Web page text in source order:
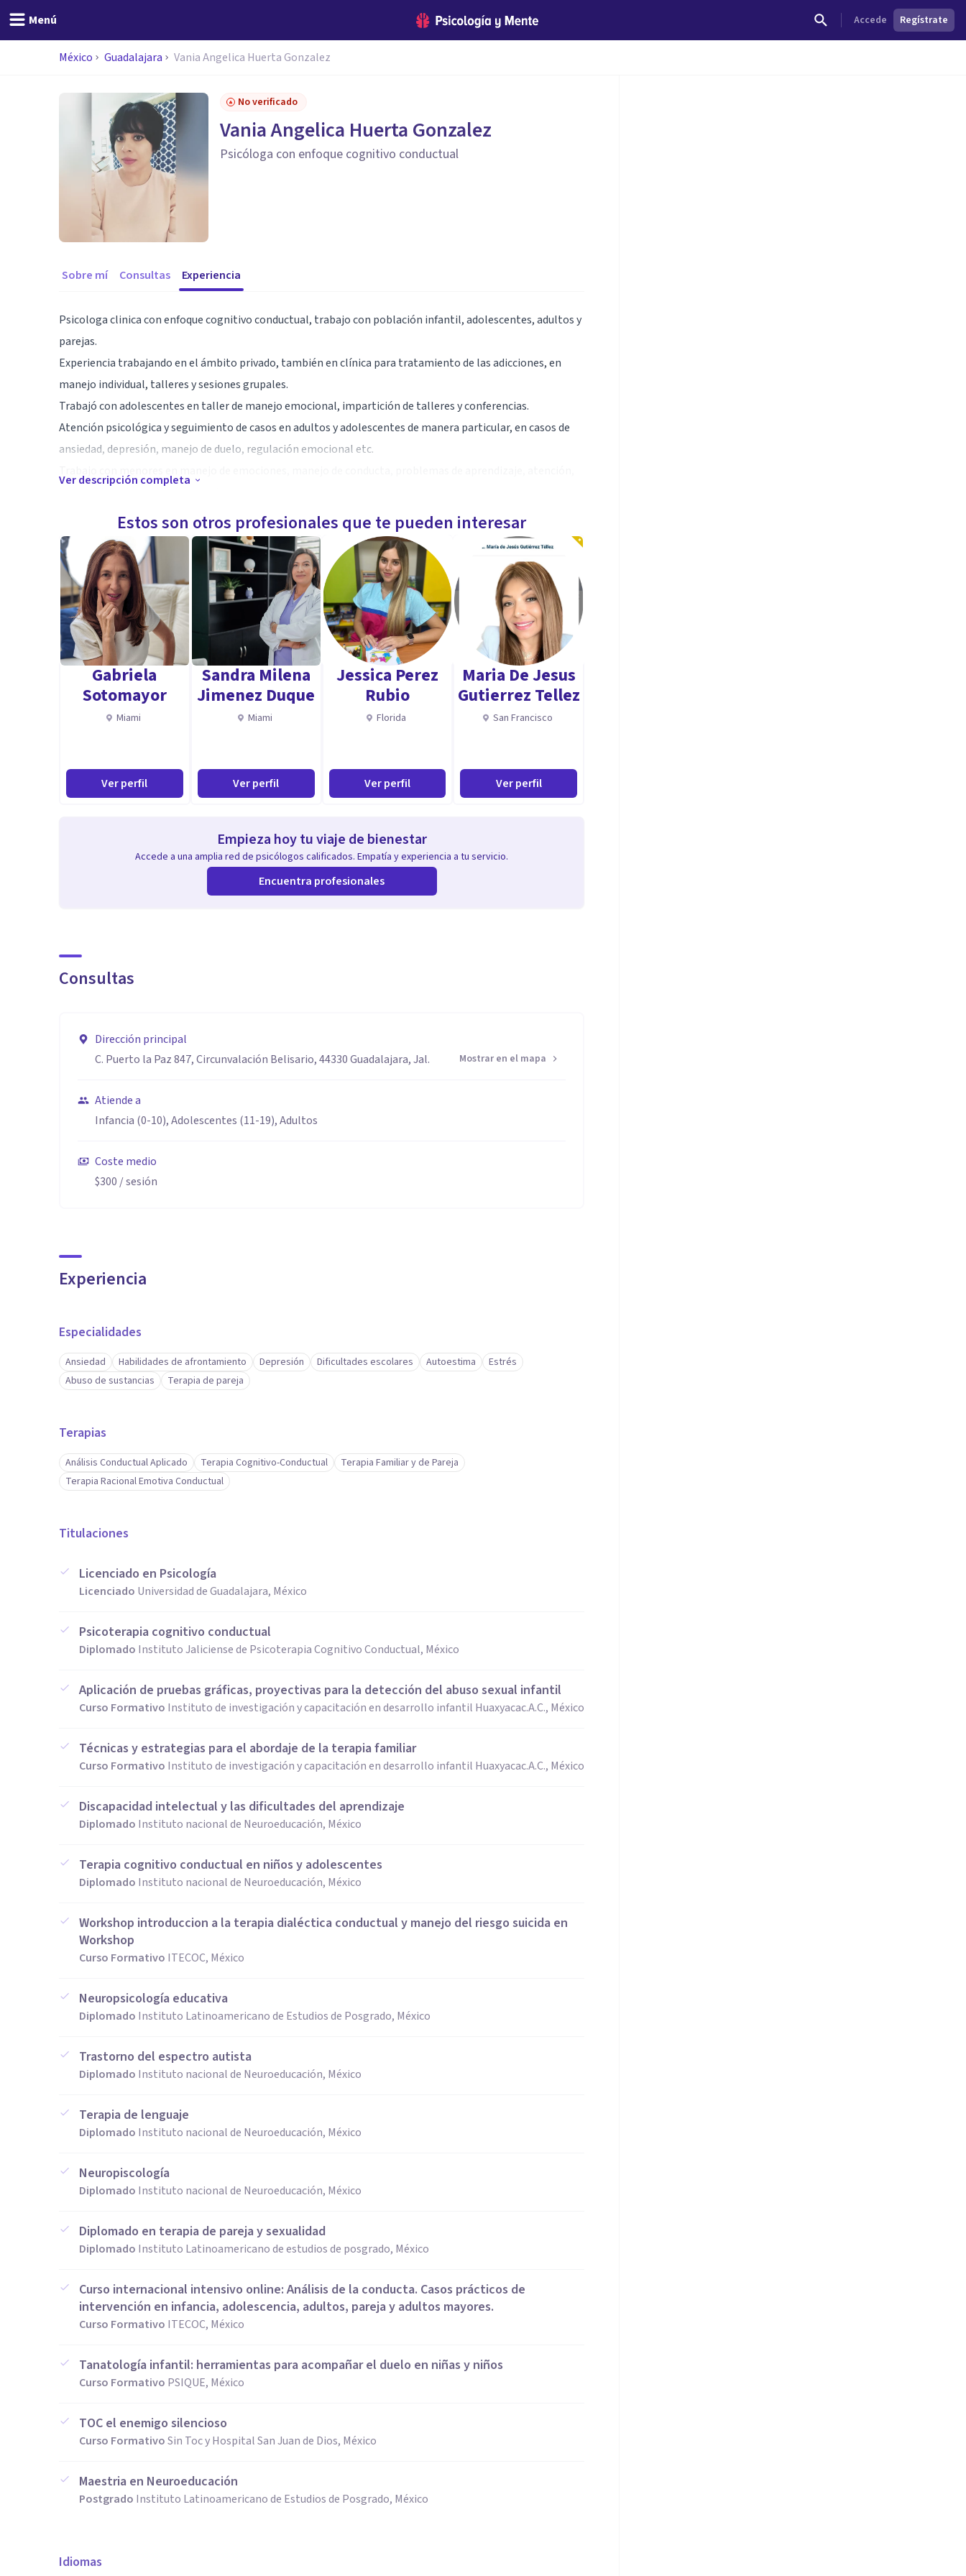
Menú Accede Regístrate
México Guadalajara Vania Angelica Huerta Gonzalez
No verificado
Vania Angelica Huerta Gonzalez
Psicóloga con enfoque cognitivo conductual
Sobre mí Consultas Experiencia
Psicologa clinica con enfoque cognitivo conductual, trabajo con población infantil, adolescentes, adultos y
parejas.
Experiencia trabajando en el ámbito privado, también en clínica para tratamiento de las adicciones, en
manejo individual, talleres y sesiones grupales.
Trabajó con adolescentes en taller de manejo emocional, impartición de talleres y conferencias.
Atención psicológica y seguimiento de casos en adultos y adolescentes de manera particular, en casos de
ansiedad, depresión, manejo de duelo, regulación emocional etc.
En constante actualización.
Socio titular de la Asociación Mexicana de Psicólogos y Psicólogas, A.C.
Especialidad
Terapia cognitivo conductual
Neuropsicología
Terapia de lenguaje, Trastorno del espectro autista, Trastornos motores, Discapacidad intelectual
Maestría en neuroeducación
Aptitudes
Capacidad de análisis, escucha, empatía, creatividad, comprensión a cada uno de los consultantes.
Ver descripción completa
Estos son otros profesionales que te pueden interesar
Gabriela
Sotomayor
Miami
Ver perfil
Sandra Milena
Jimenez Duque
Miami
Ver perfil
Jessica Perez
Rubio
Florida
Ver perfil
Maria De Jesus
Gutierrez Tellez
San Francisco
Ver perfil
Empieza hoy tu viaje de bienestar
Accede a una amplia red de psicólogos calificados. Empatía y experiencia a tu servicio.
Encuentra profesionales
Consultas
Dirección principal
C. Puerto la Paz 847, Circunvalación Belisario, 44330 Guadalajara, Jal.
Mostrar en el mapa
Atiende a
Infancia (0-10), Adolescentes (11-19), Adultos
Coste medio
$300 / sesión
Experiencia
Especialidades
Ansiedad Habilidades de afrontamiento Depresión Dificultades escolares Autoestima
Estrés
Abuso de sustancias
Terapia de pareja
Terapias
Análisis Conductual Aplicado Terapia Cognitivo-Conductual
Terapia Familiar y de Pareja
Terapia Racional Emotiva Conductual
Titulaciones
Licenciado en Psicología
Licenciado Universidad de Guadalajara, México
Psicoterapia cognitivo conductual
Diplomado Instituto Jaliciense de Psicoterapia Cognitivo Conductual, México
Aplicación de pruebas gráficas, proyectivas para la detección del abuso sexual infantil
Curso Formativo Instituto de investigación y capacitación en desarrollo infantil Huaxyacac.A.C., México
Técnicas y estrategias para el abordaje de la terapia familiar
Curso Formativo Instituto de investigación y capacitación en desarrollo infantil Huaxyacac.A.C., México
Discapacidad intelectual y las dificultades del aprendizaje
Diplomado Instituto nacional de Neuroeducación, México
Terapia cognitivo conductual en niños y adolescentes
Diplomado Instituto nacional de Neuroeducación, México
Workshop introduccion a la terapia dialéctica conductual y manejo del riesgo suicida en
Workshop
Curso Formativo ITECOC, México
Neuropsicología educativa
Diplomado Instituto Latinoamericano de Estudios de Posgrado, México
Trastorno del espectro autista
Diplomado Instituto nacional de Neuroeducación, México
Terapia de lenguaje
Diplomado Instituto nacional de Neuroeducación, México
Neuropiscología
Diplomado Instituto nacional de Neuroeducación, México
Diplomado en terapia de pareja y sexualidad
Diplomado Instituto Latinoamericano de estudios de posgrado, México
Curso internacional intensivo online: Análisis de la conducta. Casos prácticos de
intervención en infancia, adolescencia, adultos, pareja y adultos mayores.
Curso Formativo ITECOC, México
Tanatología infantil: herramientas para acompañar el duelo en niñas y niños
Curso Formativo PSIQUE, México
TOC el enemigo silencioso
Curso FormativoSin Toc y Hospital San Juan de Dios, México
Maestria en Neuroeducación
Postgrado Instituto Latinoamericano de Estudios de Posgrado, México
Idiomas